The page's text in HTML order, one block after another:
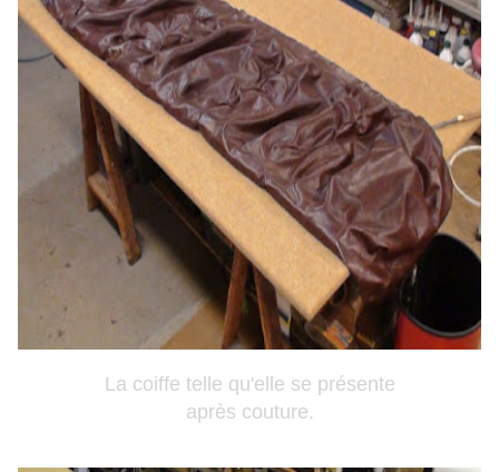
La coiffe telle qu'elle se présente
après couture.